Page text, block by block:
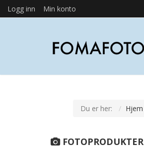
Logg inn Min konto
Du er her: Hjem
FOTOPRODUKTER